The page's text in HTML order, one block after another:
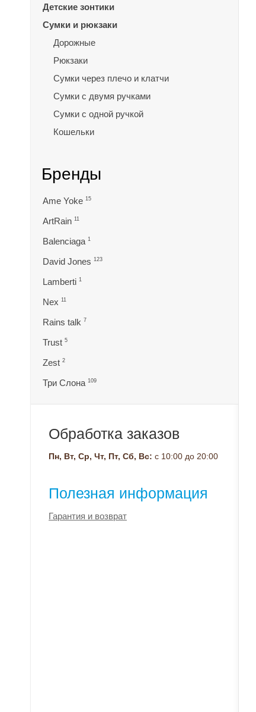
Детские зонтики
Сумки и рюкзаки
Дорожные
Рюкзаки
Сумки через плечо и клатчи
Сумки с двумя ручками
Сумки с одной ручкой
Кошельки
Бренды
Ame Yoke 15
ArtRain 11
Balenciaga 1
David Jones 123
Lamberti 1
Nex 11
Rains talk 7
Trust 5
Zest 2
Три Слона 109
Обработка заказов
Пн, Вт, Ср, Чт, Пт, Сб, Вс: с 10:00 до 20:00
Полезная информация
Гарантия и возврат